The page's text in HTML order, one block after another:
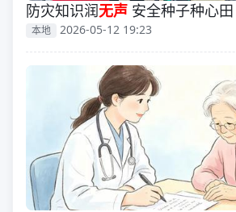
防灾知识润无声 安全种子种心田
本地 2026-05-12 19:23